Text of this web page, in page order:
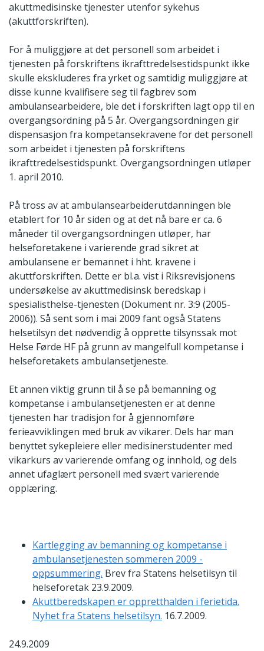
akuttmedisinske tjenester utenfor sykehus
(akuttforskriften).
For å muliggjøre at det personell som arbeidet i
tjenesten på forskriftens ikrafttredelsestidspunkt ikke
skulle ekskluderes fra yrket og samtidig muliggjøre at
disse kunne kvalifisere seg til fagbrev som
ambulansearbeidere, ble det i forskriften lagt opp til en
overgangsordning på 5 år. Overgangsordningen gir
dispensasjon fra kompetansekravene for det personell
som arbeidet i tjenesten på forskriftens
ikrafttredelsestidspunkt. Overgangsordningen utløper
1. april 2010.
På tross av at ambulansearbeiderutdanningen ble
etablert for 10 år siden og at det nå bare er ca. 6
måneder til overgangsordningen utløper, har
helseforetakene i varierende grad sikret at
ambulansene er bemannet i hht. kravene i
akuttforskriften. Dette er bl.a. vist i Riksrevisjonens
undersøkelse av akuttmedisinsk beredskap i
spesialisthelse-tjenesten (Dokument nr. 3:9 (2005-
2006)). Så sent som i mai 2009 fant også Statens
helsetilsyn det nødvendig å opprette tilsynssak mot
Helse Førde HF på grunn av mangelfull kompetanse i
helseforetakets ambulansetjeneste.
Et annen viktig grunn til å se på bemanning og
kompetanse i ambulansetjenesten er at denne
tjenesten har tradisjon for å gjennomføre
ferieavviklingen med bruk av vikarer. Dels har man
benyttet sykepleiere eller medisinerstudenter med
vikarkurs av varierende omfang og innhold, og dels
annet ufaglært personell med svært varierende
opplæring.
Kartlegging av bemanning og kompetanse i
ambulansetjenesten sommeren 2009 -
oppsummering. Brev fra Statens helsetilsyn til
helseforetak 23.9.2009.
Akuttberedskapen er oppretthalden i ferietida.
Nyhet fra Statens helsetilsyn. 16.7.2009.
24.9.2009